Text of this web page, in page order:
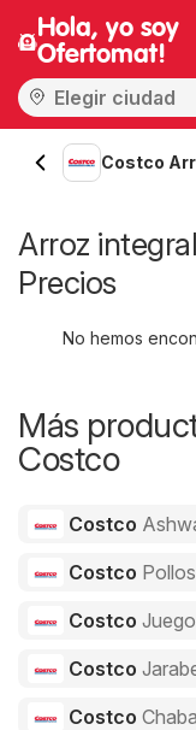
Hola, yo soy
Ofertomat!
Costco
Arroz
Precios
No hemos
Más
Costco
Costco
Costco Pollos
Costco
Costco
Costco